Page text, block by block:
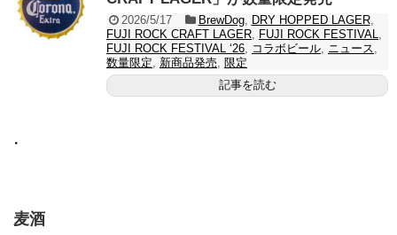
2026/5/17 BrewDog, DRY HOPPED LAGER,
FUJI ROCK CRAFT LAGER, FUJI ROCK FESTIVAL,
FUJI ROCK FESTIVAL ‘26, コラボビール, ニュース,
数量限定, 新商品発売, 限定
記事を読む
・
麦酒